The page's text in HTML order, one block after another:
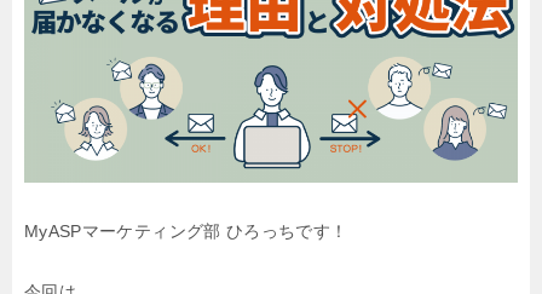
MyASPマーケティング部 ひろっちです！